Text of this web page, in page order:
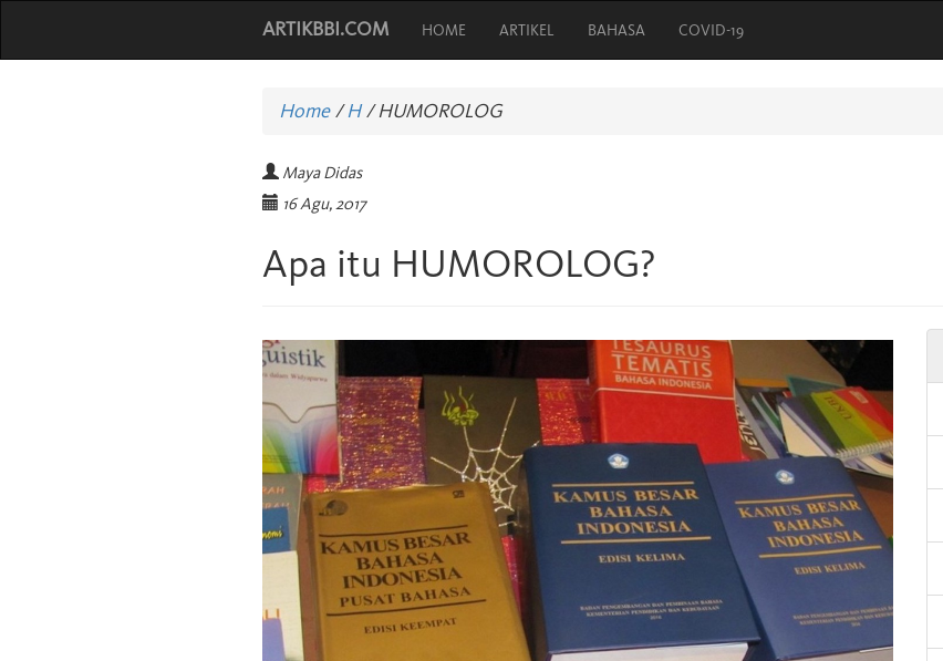
ARTIKBBI.COM HOME ARTIKEL BAHASA COVID-19
Home/H /HUMOROLOG
Maya Didas
16 Agu, 2017
Apa itu HUMOROLOG?